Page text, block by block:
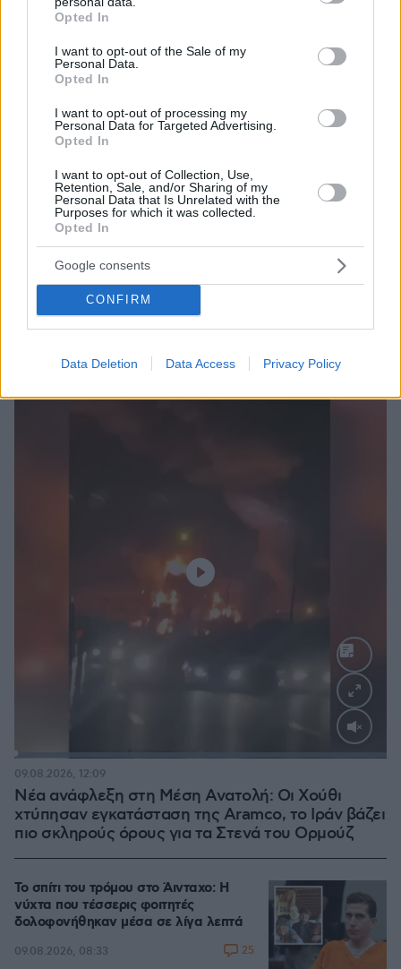
grant or deny consent to Google and its third-party tags to
use your data for below specified purposes in below Google
consent section.
Opted In
I want to opt-out of the Sale of my
Personal Data.
Opted In
I want to opt-out of processing my
Personal Data for Targeted Advertising.
Opted In
I want to opt-out of Collection, Use,
Retention, Sale, and/or Sharing of my
Personal Data that Is Unrelated with the
Purposes for which it was collected.
Opted In
Google consents
CONFIRM
Data Deletion Data Access Privacy Policy
Ελικόπτερο «πάρκαρε» στο Σαρακήνικο για να
09.08.2026, 11:17
Νέα ανάφλεξη στη Μέση Ανατολή: Οι Χούθι
χτύπησαν εγκατάσταση της Aramco, το Ιράν βάζει
πιο σκληρούς όρους για τα Στενά του Ορμούζ
09.08.2026, 12:09
Το σπίτι του τρόμου στο Άινταχο: Η
νύχτα που τέσσερις φοιτητές
δολοφονήθηκαν μέσα σε λίγα λεπτά
09.08.2026, 08:33 25